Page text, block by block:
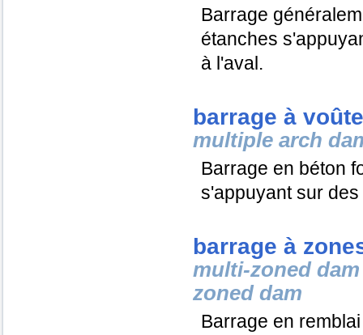
Barrage
étanches
à l'aval.
barrage à
multiple arch
Barrage en béton
s'appuyant sur
barrage à
multi-zoned dam
zoned dam
Barrage en